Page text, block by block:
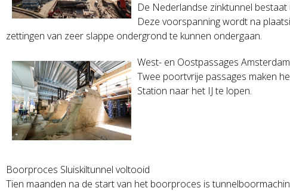
De Nederlandse zinktunnel
Deze voorspanning wordt na
zettingen van zeer slappe ondergrond te kunnen ondergaan.
West- en Oostpassages Amsterdam
Twee poortvrije passages maken
Station naar het IJ te lopen.
Boorproces Sluiskiltunnel voltooid
Tien maanden na de start van het boorproces is